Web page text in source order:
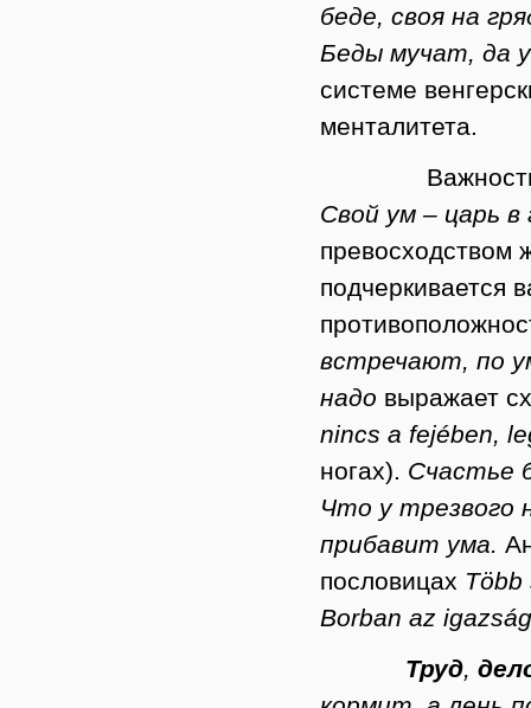
беде, своя на
Беды мучат, да
системе
менталитета.
Свой ум – царь в
превосходством
подчеркивается
встречают, по
надо выражает
nincs a fejében,
ногах). Счастье
Что у трезвого
прибавит ума.
пословицах Több
Borban az igazság
Труд,